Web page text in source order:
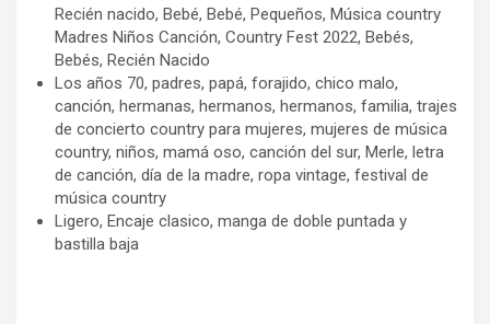
Recién nacido, Bebé, Bebé, Pequeños, Música country
Madres Niños Canción, Country Fest 2022, Bebés,
Bebés, Recién Nacido
Los años 70, padres, papá, forajido, chico malo,
canción, hermanas, hermanos, hermanos, familia, trajes
de concierto country para mujeres, mujeres de música
country, niños, mamá oso, canción del sur, Merle, letra
de canción, día de la madre, ropa vintage, festival de
música country
Ligero, Encaje clasico, manga de doble puntada y
bastilla baja